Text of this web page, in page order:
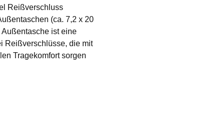
Reißverschluss
(ca. 7,2 x 20
ist eine
Reißverschlüsse, die mit
Tragekomfort sorgen